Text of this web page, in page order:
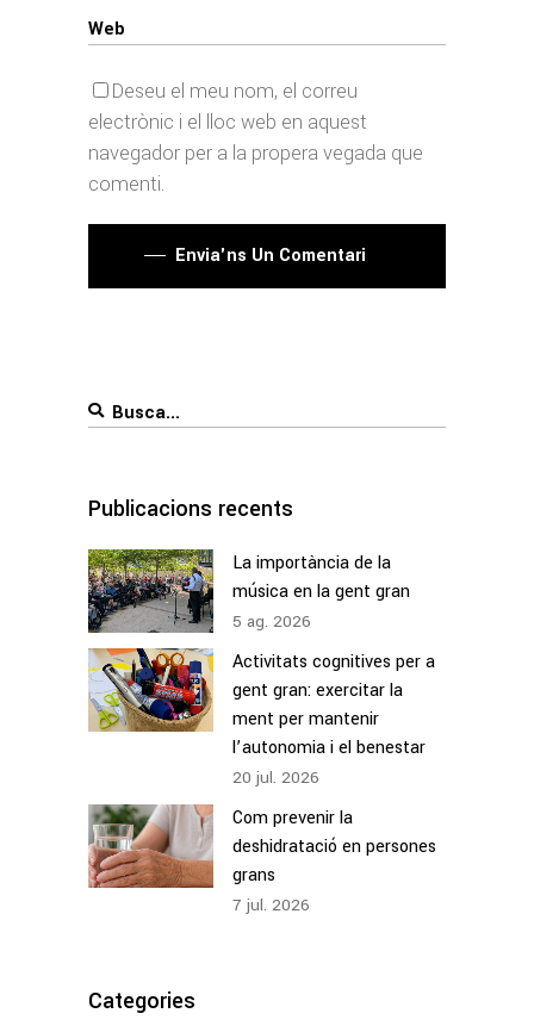
Deseu el meu nom, el correu
electrònic i el lloc web en aquest
navegador per a la propera vegada que
comenti.
Envia'ns Un Comentari
Search
Publicacions recents
La importància de la
música en la gent gran
5 ag. 2026
Activitats cognitives per a
gent gran: exercitar la
ment per mantenir
l’autonomia i el benestar
20 jul. 2026
Com prevenir la
deshidratació en persones
grans
7 jul. 2026
Categories